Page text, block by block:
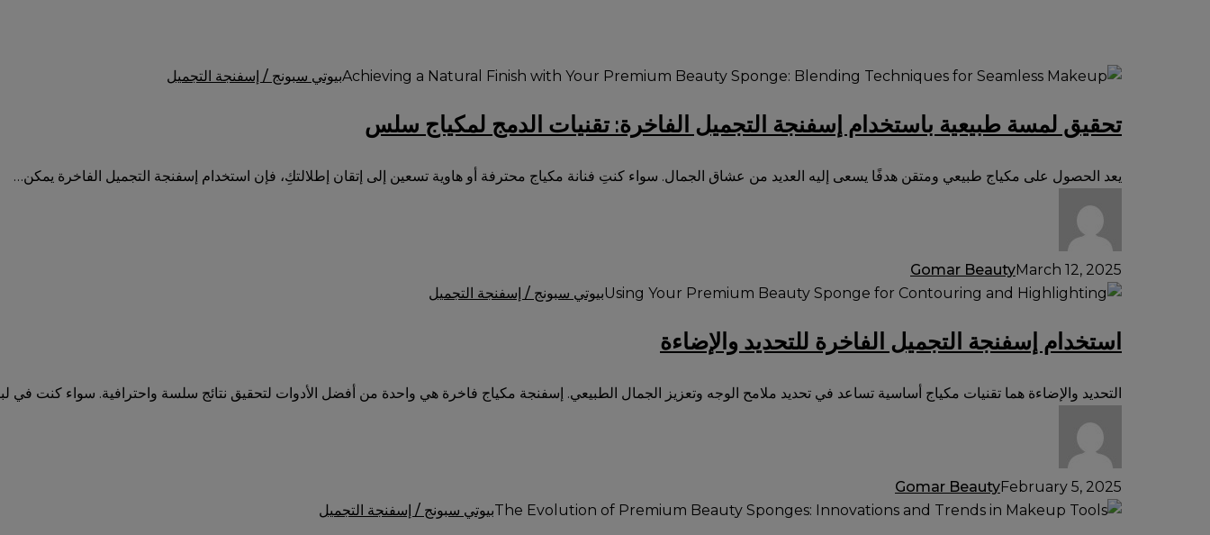
تحقيق
طبيعية
إسفنجة
التجميل
الفاخرة:
تقنيات
الدمج
لمكياج
بيوتي سبونج / إسفنجة التجميل
تحقيق لمسة طبيعية باستخدام إسفنجة التجميل الفاخرة: تقنيات الدمج لمكياج سلس
يعد الحصول على مكياج طبيعي ومتقن هدفًا يسعى إليه العديد من عشاق الجمال. سواء كنتِ فنانة مكياج محترفة أو هاوية تسعين إلى إتقان إطلالتكِ، فإن استخدام إسفنجة التجميل الفاخرة يمكن…
Gomar BeautyMarch 12, 2025
استخدام
التجميل
للتحديد
والإضاءة
بيوتي سبونج / إسفنجة التجميل
استخدام إسفنجة التجميل الفاخرة للتحديد والإضاءة
التحديد والإضاءة هما تقنيات مكياج أساسية تساعد في تحديد ملامح الوجه وتعزيز الجمال الطبيعي. إسفنجة مكياج فاخرة هي واحدة من أفضل الأدوات لتحقيق نتائج سلسة واحترافية. سواء كنت في
Gomar BeautyFebruary 5, 2025
تطور
بيوتي سبونج / إسفنجة التجميل